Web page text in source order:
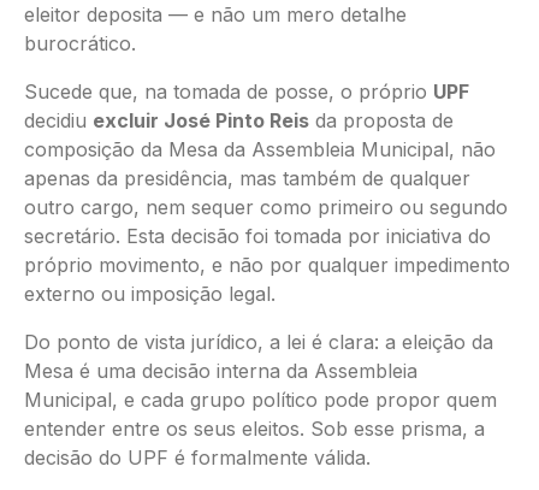
eleitor deposita — e não um mero detalhe
burocrático.
Sucede que, na tomada de posse, o próprio UPF
decidiu excluir José Pinto Reis da proposta de
composição da Mesa da Assembleia Municipal, não
apenas da presidência, mas também de qualquer
outro cargo, nem sequer como primeiro ou segundo
secretário. Esta decisão foi tomada por iniciativa do
próprio movimento, e não por qualquer impedimento
externo ou imposição legal.
Do ponto de vista jurídico, a lei é clara: a eleição da
Mesa é uma decisão interna da Assembleia
Municipal, e cada grupo político pode propor quem
entender entre os seus eleitos. Sob esse prisma, a
decisão do UPF é formalmente válida.